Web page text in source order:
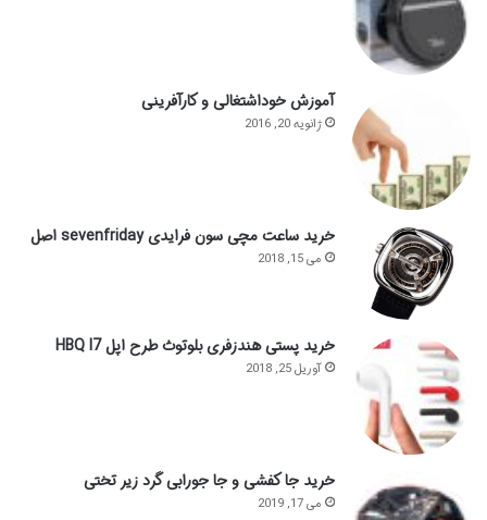
آموزش خوداشتغالی و کارآفرینی
ژانویه 20, 2016
خرید ساعت مچی سون فرایدی sevenfriday اصل
می 15, 2018
خرید پستی هندزفری بلوتوث طرح اپل HBQ I7
آوریل 25, 2018
خرید جا کفشی و جا جورابی گرد زیر تختی
می 17, 2019